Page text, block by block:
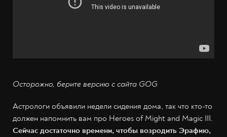
Осторожно, берите версию с сайта GOG
Астрологи объявили недели сидения дома, так что кто-то
должен напомнить вам про Heroes of Might and Magic III.
Сейчас достаточно времени, чтобы возродить Эрафию,